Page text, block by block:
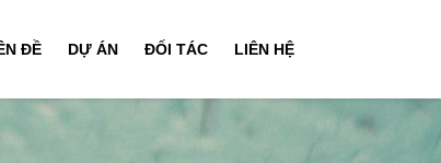
ĐỀ DỰ ÁN ĐỐI TÁC LIÊN HỆ